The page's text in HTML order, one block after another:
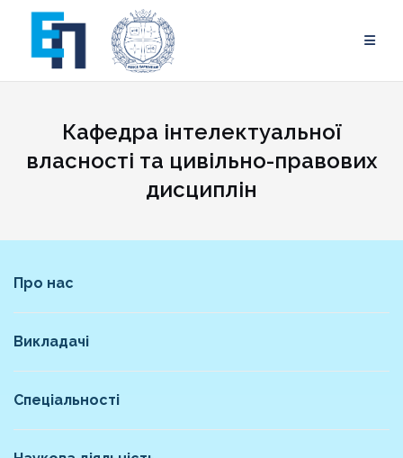
content
Кафедра інтелектуальної
власності та цивільно-правових
дисциплін
Про нас
Викладачі
Спеціальності